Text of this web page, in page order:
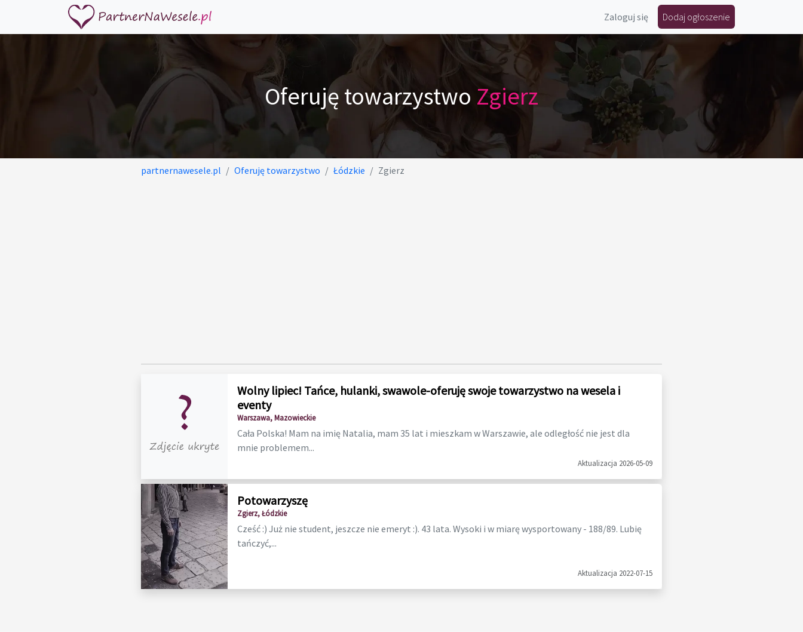
Zaloguj się Dodaj ogłoszenie
Oferuję towarzystwo Zgierz
partnernawesele.pl Oferuję towarzystwo Łódzkie Zgierz
Wolny lipiec! Tańce, hulanki, swawole-oferuję swoje towarzystwo na wesela i
eventy
Warszawa, Mazowieckie
Cała Polska! Mam na imię Natalia, mam 35 lat i mieszkam w Warszawie, ale odległość nie jest dla
mnie problemem...
Aktualizacja 2026-05-09
Potowarzyszę
Zgierz, Łódzkie
Cześć :) Już nie student, jeszcze nie emeryt :). 43 lata. Wysoki i w miarę wysportowany - 188/89. Lubię
tańczyć,...
Aktualizacja 2022-07-15